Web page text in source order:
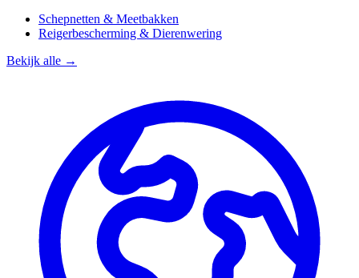
Schepnetten & Meetbakken
Reigerbescherming & Dierenwering
Bekijk alle →